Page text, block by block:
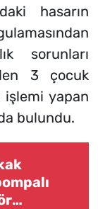
hasarın
sorunları
3 çocuk
işlemi yapan
bulundu.